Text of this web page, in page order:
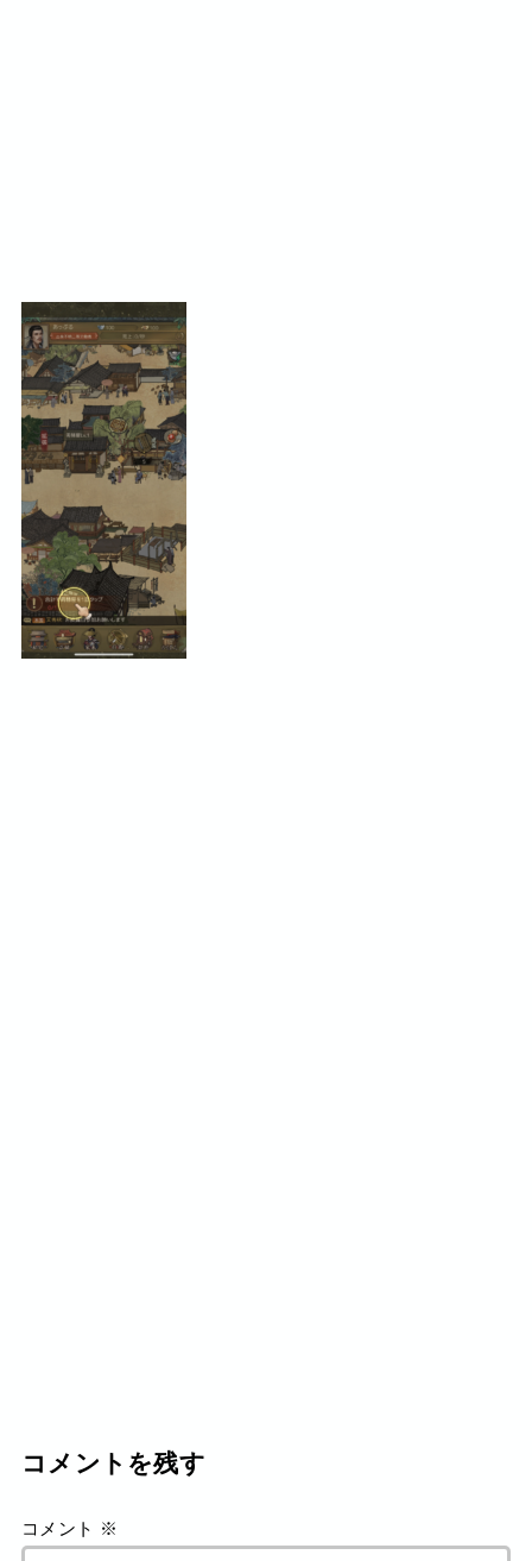
コメントを残す
コメント ※